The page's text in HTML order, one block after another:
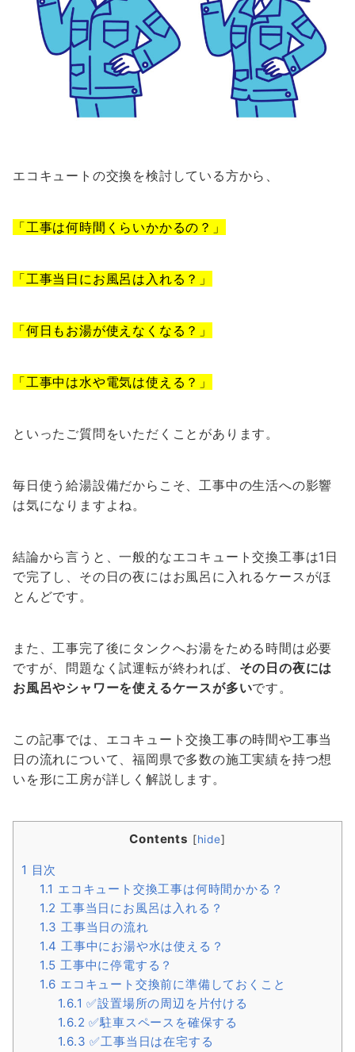
エコキュートの交換を検討している方から、
「工事は何時間くらいかかるの？」
「工事当日にお風呂は入れる？」
「何日もお湯が使えなくなる？」
「工事中は水や電気は使える？」
といったご質問をいただくことがあります。
毎日使う給湯設備だからこそ、工事中の生活への影響
は気になりますよね。
結論から言うと、一般的なエコキュート交換工事は1日
で完了し、その日の夜にはお風呂に入れるケースがほ
とんどです。
また、工事完了後にタンクへお湯をためる時間は必要
ですが、問題なく試運転が終われば、 その日の夜には
お風呂やシャワーを使えるケースが多いです。
この記事では、エコキュート交換工事の時間や工事当
日の流れについて、福岡県で多数の施工実績を持つ想
いを形に工房が詳しく解説します。
Contents [hide]
1 目次
1.1 エコキュート交換工事は何時間かかる？
1.2 工事当日にお風呂は入れる？
1.3 工事当日の流れ
1.4 工事中にお湯や水は使える？
1.5 工事中に停電する？
1.6 エコキュート交換前に準備しておくこと
1.6.1 ✅設置場所の周辺を片付ける
1.6.2 ✅駐車スペースを確保する
1.6.3 ✅工事当日は在宅する